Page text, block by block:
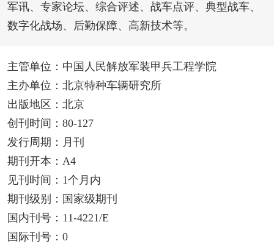
军讯、专家论坛、综合评述、战车点评、典型战车、
数字化战场、后勤保障、高新技术等。
主管单位：中国人民解放军装甲兵工程学院
主办单位：北京特种车辆研究所
出版地区：北京
创刊时间：80-127
发行周期：月刊
期刊开本：A4
见刊时间：1个月内
期刊级别：国家级期刊
国内刊号：11-4221/E
国际刊号：0